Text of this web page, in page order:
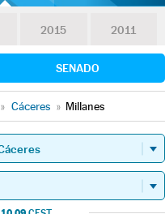
2015 2011
SENADO
» Cáceres » Millanes